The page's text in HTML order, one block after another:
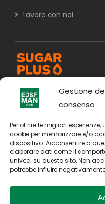
Gestione
consenso
Per offrire le migliori
cookie per memorizzare e/o
dispositivo. Acconsentire a
elaborare dati come il
univoci su questo sito. Non
potrebbe influire
Lavora con noi